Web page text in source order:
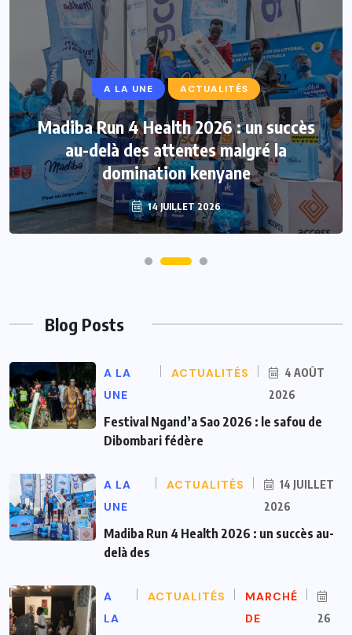
A LA UNE ACTUALITÉS
Madiba Run 4 Health 2026 : un succès
au-delà des attentes malgré la
domination kenyane
14 JUILLET 2026
Blog Posts
A LA
UNE
ACTUALITÉS
4 AOÛT
2026
Festival Ngand’a Sao 2026 : le safou de
Dibombari fédère
A LA
UNE
ACTUALITÉS
14 JUILLET
2026
Madiba Run 4 Health 2026 : un succès au-
delà des
A
LA
ACTUALITÉS
MARCHÉ
DE
26